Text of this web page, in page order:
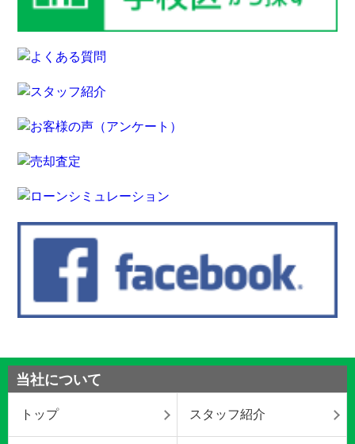
当社について
トップ スタッフ紹介